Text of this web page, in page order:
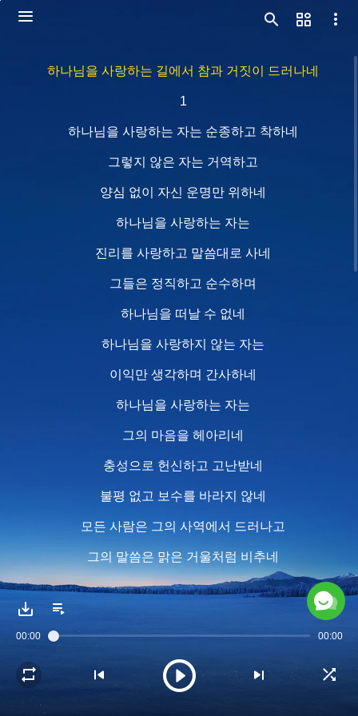
하나님을 사랑하는 길에서 참과 거짓이 드러나네
1
하나님을 사랑하는 자는 순종하고 착하네
그렇지 않은 자는 거역하고
양심 없이 자신 운명만 위하네
하나님을 사랑하는 자는
진리를 사랑하고 말씀대로 사네
그들은 정직하고 순수하며
하나님을 떠날 수 없네
하나님을 사랑하지 않는 자는
이익만 생각하며 간사하네
하나님을 사랑하는 자는
그의 마음을 헤아리네
충성으로 헌신하고 고난받네
불평 없고 보수를 바라지 않네
모든 사람은 그의 사역에서 드러나고
그의 말씀은 맑은 거울처럼 비추네
모두 진정한 자신을 알기 위해
하나님을 사랑하는 자는 그를 경외하네
00:00 00:00